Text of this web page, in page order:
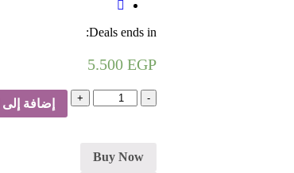
Deals ends in:
5.500EGP
كمية
إضافة
Buy Now